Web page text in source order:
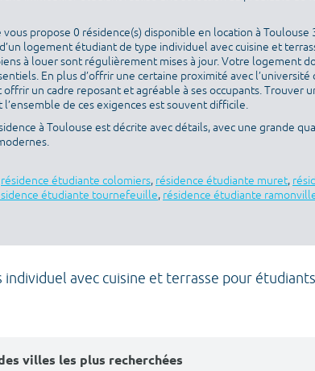
vous propose 0 résidence(s) disponible en location à Toulouse
logement étudiant de type individuel avec cuisine et
à louer sont régulièrement mises à jour. Votre logement
En plus d’offrir une certaine proximité avec l’université
un cadre reposant et agréable à ses occupants. Trouver
l’ensemble de ces exigences est souvent difficile.
à Toulouse est décrite avec détails, avec une grande
résidence étudiante colomiers, résidence étudiante muret,
étudiante tournefeuille, résidence étudiante
individuel avec cuisine et terrasse pour
villes les plus recherchées